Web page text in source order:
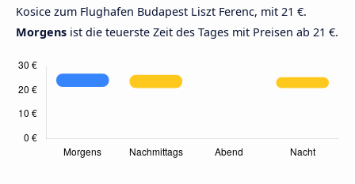
Kosice zum Flughafen Budapest Liszt Ferenc, mit 21 €.
Morgens ist die teuerste Zeit des Tages mit Preisen ab 21 €.